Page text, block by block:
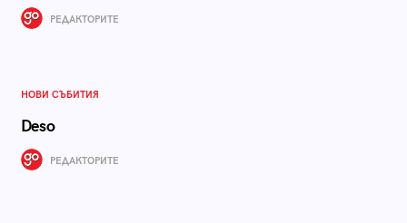
РЕДАКТОРИТЕ
НОВИ СЪБИТИЯ
Deso
РЕДАКТОРИТЕ